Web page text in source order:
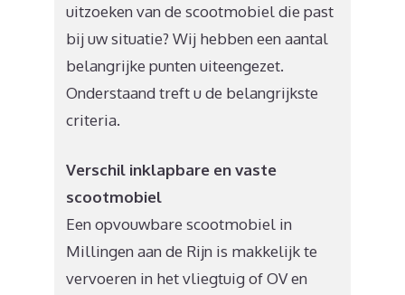
uitzoeken van de scootmobiel die past
bij uw situatie? Wij hebben een aantal
belangrijke punten uiteengezet.
Onderstaand treft u de belangrijkste
criteria.
Verschil inklapbare en vaste
scootmobiel
Een opvouwbare scootmobiel in
Millingen aan de Rijn is makkelijk te
vervoeren in het vliegtuig of OV en